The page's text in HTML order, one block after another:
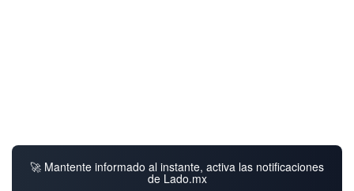
🚀 Mantente informado al instante, activa las notificaciones
de Lado.mx